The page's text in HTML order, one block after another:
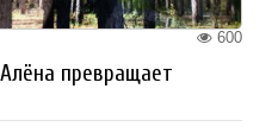
600
превращает